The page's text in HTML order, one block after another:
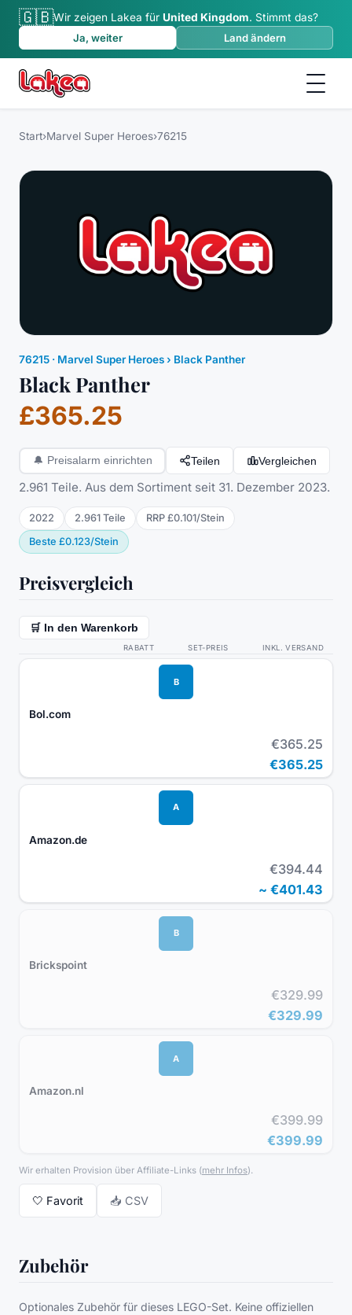
🇬🇧Wir zeigen Lakea für United Kingdom. Stimmt das?
Ja, weiter
Land ändern
Start›Marvel Super Heroes›76215
76215 · Marvel Super Heroes› Black Panther
Black Panther
£365.25
🔔 Preisalarm einrichten Teilen Vergleichen
2.961 Teile. Aus dem Sortiment seit 31. Dezember 2023.
2022 2.961 Teile RRP £0.101/Stein
Beste £0.123/Stein
Preisvergleich
🛒 In den Warenkorb
RABATT SET-PREIS INKL. VERSAND
B
Bol.com
€365.25
€365.25
A
Amazon.de
€394.44
~ €401.43
B
Brickspoint
€329.99
€329.99
A
Amazon.nl
€399.99
€399.99
Wir erhalten Provision über Affiliate-Links (mehr Infos).
🤍 Favorit 📥 CSV
Zubehör
Optionales Zubehör für dieses LEGO-Set. Keine offiziellen